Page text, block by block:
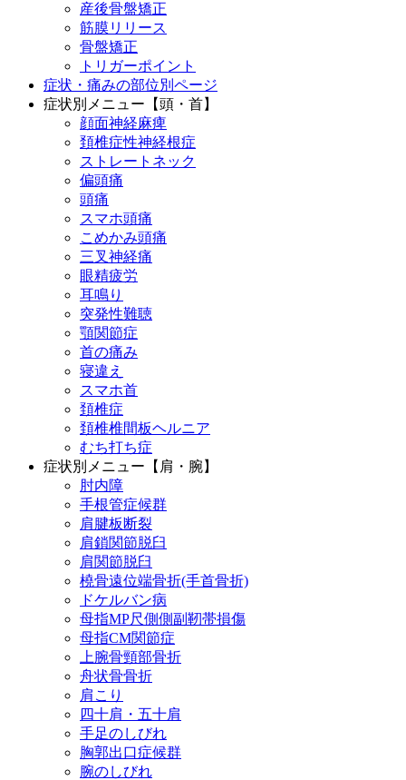
産後骨盤矯正
筋膜リリース
骨盤矯正
トリガーポイント
症状・痛みの部位別ページ
症状別メニュー【頭・首】
顔面神経麻痺
頚椎症性神経根症
ストレートネック
偏頭痛
頭痛
スマホ頭痛
こめかみ頭痛
三叉神経痛
眼精疲労
耳鳴り
突発性難聴
顎関節症
首の痛み
寝違え
スマホ首
頚椎症
頚椎椎間板ヘルニア
むち打ち症
症状別メニュー【肩・腕】
肘内障
手根管症候群
肩腱板断裂
肩鎖関節脱臼
肩関節脱臼
橈骨遠位端骨折(手首骨折)
ドケルバン病
母指MP尺側側副靭帯損傷
母指CM関節症
上腕骨頸部骨折
舟状骨骨折
肩こり
四十肩・五十肩
手足のしびれ
胸郭出口症候群
腕のしびれ